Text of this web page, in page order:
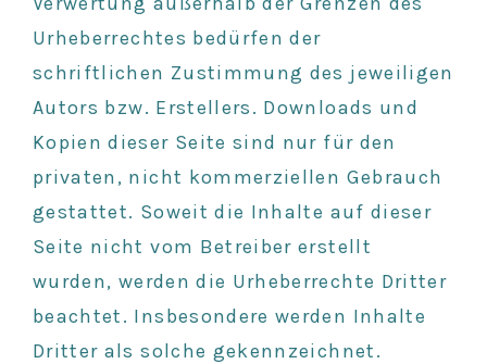
Urheberrechtes bedürfen der
schriftlichen Zustimmung des jeweiligen
Autors bzw. Erstellers. Downloads und
Kopien dieser Seite sind nur für den
privaten, nicht kommerziellen Gebrauch
gestattet. Soweit die Inhalte auf dieser
Seite nicht vom Betreiber erstellt
wurden, werden die Urheberrechte Dritter
beachtet. Insbesondere werden Inhalte
Dritter als solche gekennzeichnet.